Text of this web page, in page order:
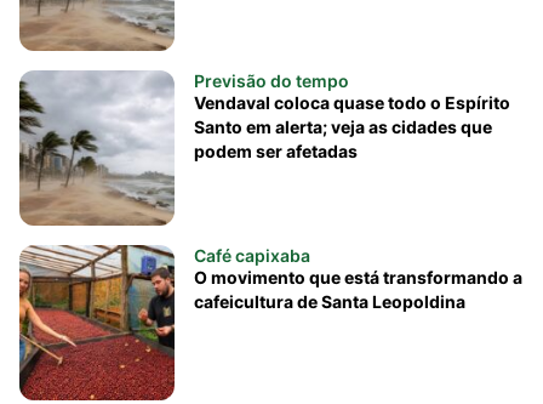
Previsão do tempo
Vendaval coloca quase todo o Espírito
Santo em alerta; veja as cidades que
podem ser afetadas
Café capixaba
O movimento que está transformando a
cafeicultura de Santa Leopoldina